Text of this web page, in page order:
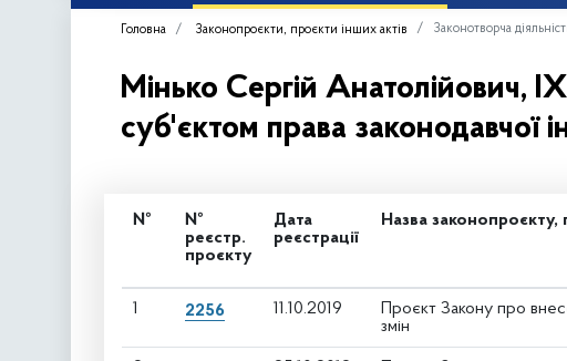
Головна Законопроєкти, проєкти інших актів Законотворча
Мінько Сергій Анатолійович,
суб'єктом права законодавчої
№
№
реєстр.
проєкту
Дата
реєстрації
Назва законопроєкту,
1 2256 11.10.2019
Проєкт Закону про
змін